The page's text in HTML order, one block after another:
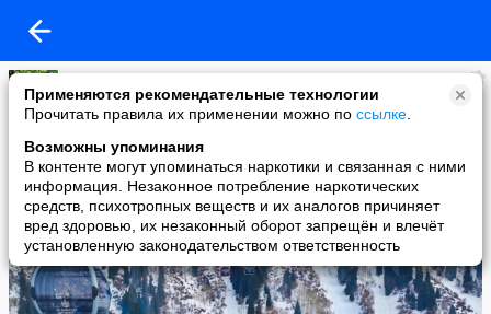
Применяются рекомендательные технологии
Прочитать правила их применении можно по ссылке
Возможны упоминания
В контенте могут упоминаться наркотики и связанная с ними
информация. Незаконное потребление наркотических
средств, психотропных веществ и их аналогов причиняет
вред здоровью, их незаконный оборот запрещён и влечёт
установленную законодательством ответственность
Елена Матяс
added a photo
26 Feb в 11:59